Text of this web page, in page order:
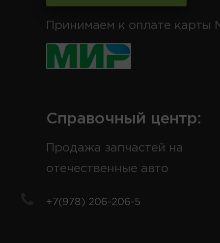
Принимаем к оплате карты
Справочный центр:
Продажа запчастей на
отечественные авто
+7(978) 206-206-5